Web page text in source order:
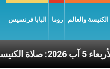
البابا فرنسيس روما الكنيسة والعالم
عناوين نشرة يوم الأربعاء 5 آب 2026: صلاة الكنيسة